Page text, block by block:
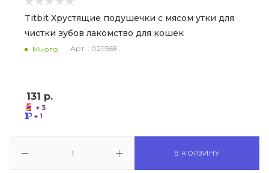
Titbit Хрустящие подушечки с мясом утки для
чистки зубов лакомство для кошек
Много Арт. : 029568
131 р.
+ 3
+ 1
В КОРЗИНУ